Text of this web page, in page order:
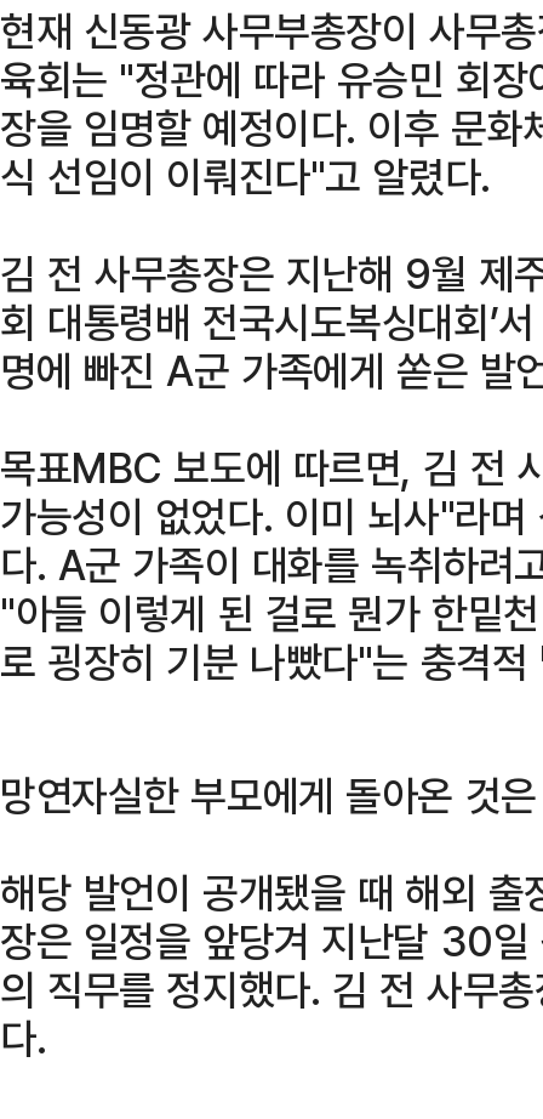
현재 신동광 사무부총장이 사무
육회는 "정관에 따라 유승민 회
장을 임명할 예정이다. 이후 문
식 선임이 이뤄진다"고 알렸다.
김 전 사무총장은 지난해 9월 제
회 대통령배 전국시도복싱대회’
명에 빠진 A군 가족에게 쏟은 발
목표MBC 보도에 따르면, 김 전
가능성이 없었다. 이미 뇌사"라
다. A군 가족이 대화를 녹취하려
"아들 이렇게 된 걸로 뭔가 한밑
로 굉장히 기분 나빴다"는 충격
망연자실한 부모에게 돌아온 것
해당 발언이 공개됐을 때 해외
장은 일정을 앞당겨 지난달 30
의 직무를 정지했다. 김 전 사무
다.